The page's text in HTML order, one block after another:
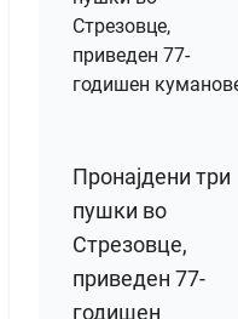
Пронајдени три
пушки во
Стрезовце,
приведен 77-
годишен